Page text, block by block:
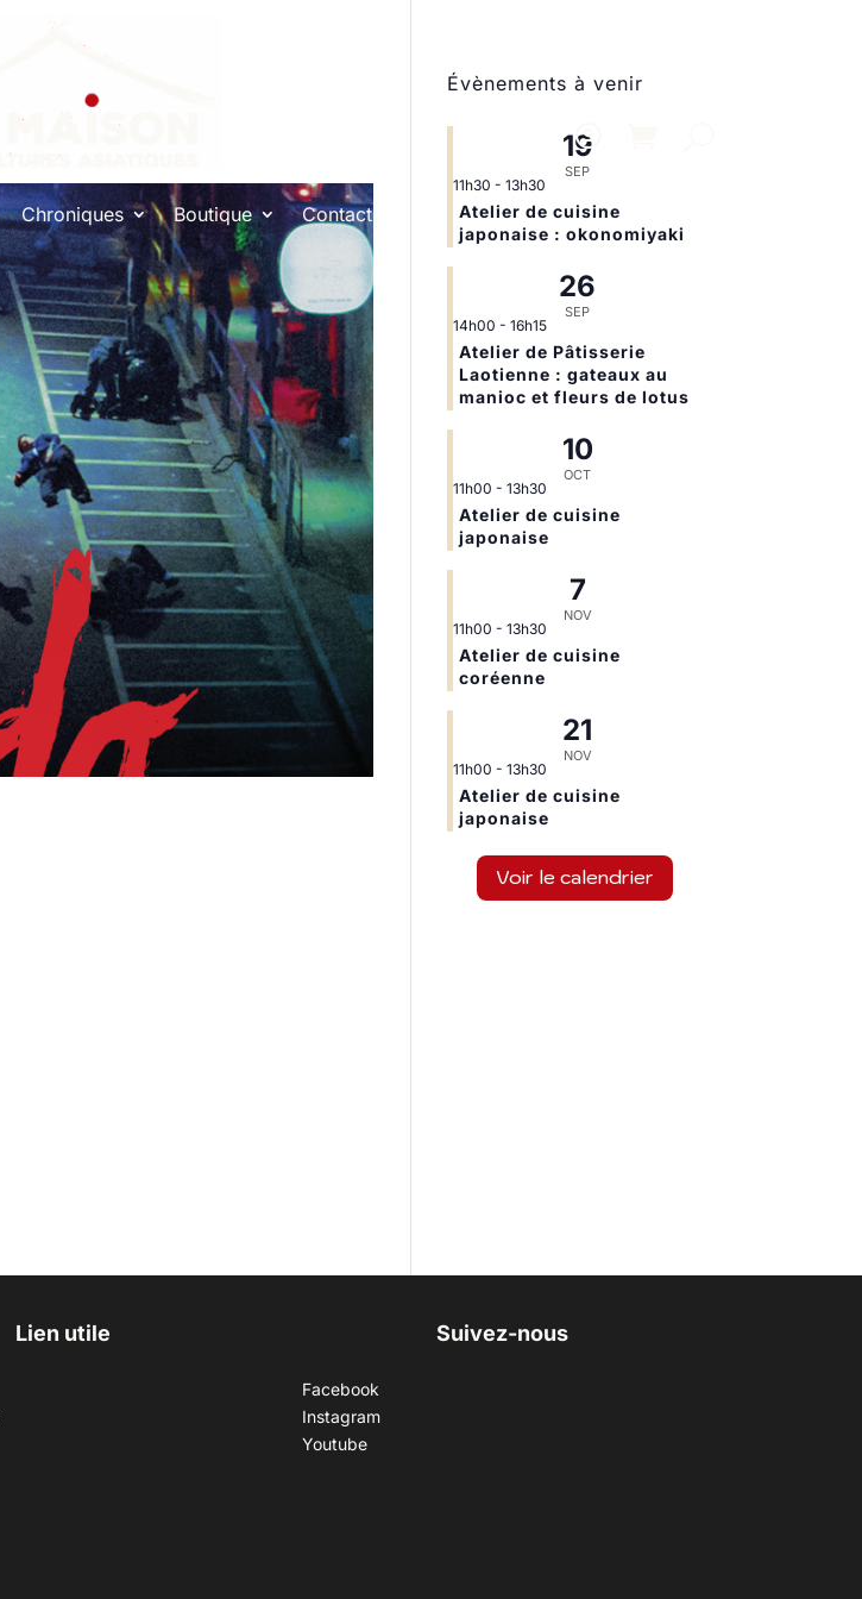
Chroniques Boutique Contact
Évènements à venir
19
SEP
11h30 - 13h30
Atelier de cuisine
japonaise : okonomiyaki
26
SEP
14h00 - 16h15
Atelier de Pâtisserie
Laotienne : gateaux au
manioc et fleurs de lotus
10
OCT
11h00 - 13h30
Atelier de cuisine
japonaise
7
NOV
11h00 - 13h30
Atelier de cuisine
coréenne
21
NOV
11h00 - 13h30
Atelier de cuisine
japonaise
Voir le calendrier
Lien utile Suivez-nous
Facebook
Instagram
Youtube